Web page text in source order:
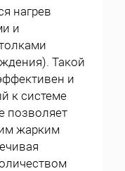
нагрев
и
Такой
и
к системе
позволяет
жарким